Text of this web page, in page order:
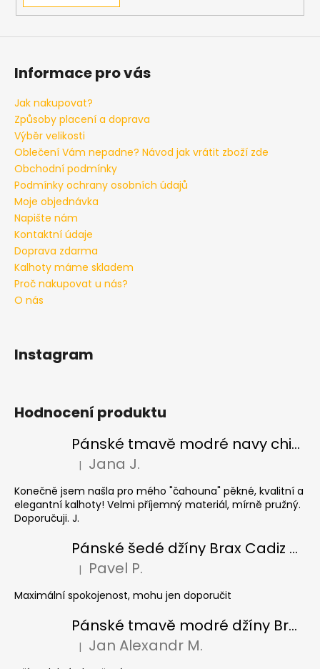
Informace pro vás
Jak nakupovat?
Způsoby placení a doprava
Výběr velikosti
Oblečení Vám nepadne? Návod jak vrátit zboží zde
Obchodní podmínky
Podmínky ochrany osobních údajů
Moje objednávka
Napište nám
Kontaktní údaje
Doprava zdarma
Kalhoty máme skladem
Proč nakupovat u nás?
O nás
Instagram
Hodnocení produktu
Pánské tmavě modré navy chinos Ed Baxter, prodloužené
Hodnocení produktu je 5 z 5 hvězdiček.
| Jana J.
Konečně jsem našla pro mého "čahouna" pěkné, kvalitní a
elegantní kalhoty! Velmi příjemný materiál, mírně pružný.
Doporučuji. J.
Pánské šedé džíny Brax Cadiz Grey smoke, prodloužené
Hodnocení produktu je 5 z 5 hvězdiček.
| Pavel P.
Maximální spokojenost, mohu jen doporučit
Pánské tmavě modré džíny Brax Cadiz Dark blue, prodloužené
Hodnocení produktu je 5 z 5 hvězdiček.
| Jan Alexandr M.